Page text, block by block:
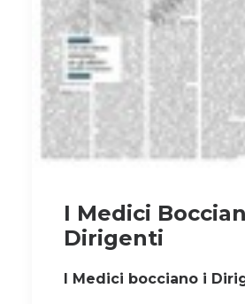
I Medici
Dirigenti
I Medici bocciano i